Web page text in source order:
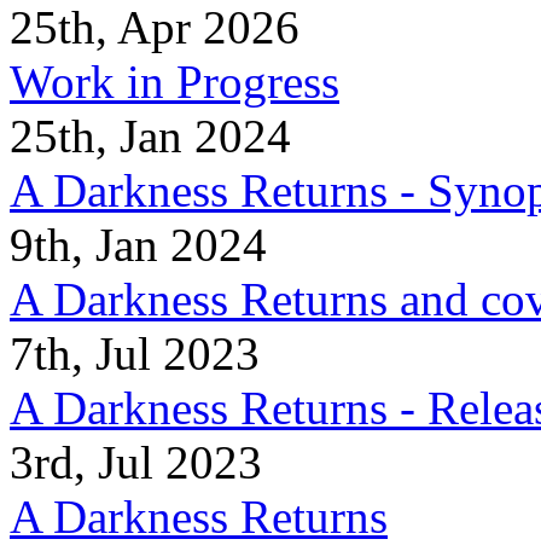
25th, Apr 2026
Work in Progress
25th, Jan 2024
A Darkness Returns -
9th, Jan 2024
A Darkness Returns and
7th, Jul 2023
A Darkness Returns -
3rd, Jul 2023
A Darkness Returns